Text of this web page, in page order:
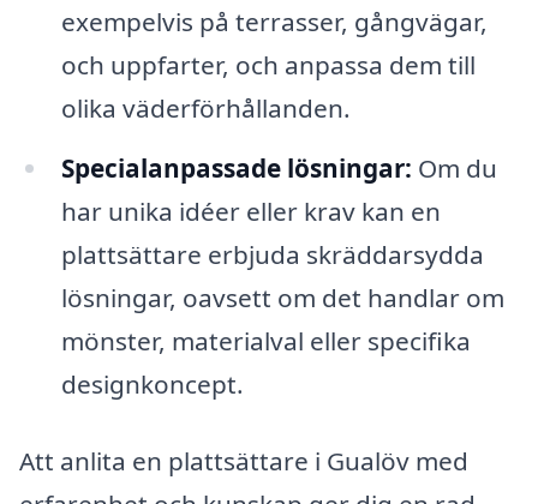
exempelvis på terrasser, gångvägar,
och uppfarter, och anpassa dem till
olika väderförhållanden.
Specialanpassade lösningar: Om du
har unika idéer eller krav kan en
plattsättare erbjuda skräddarsydda
lösningar, oavsett om det handlar om
mönster, materialval eller specifika
designkoncept.
Att anlita en plattsättare i Gualöv med